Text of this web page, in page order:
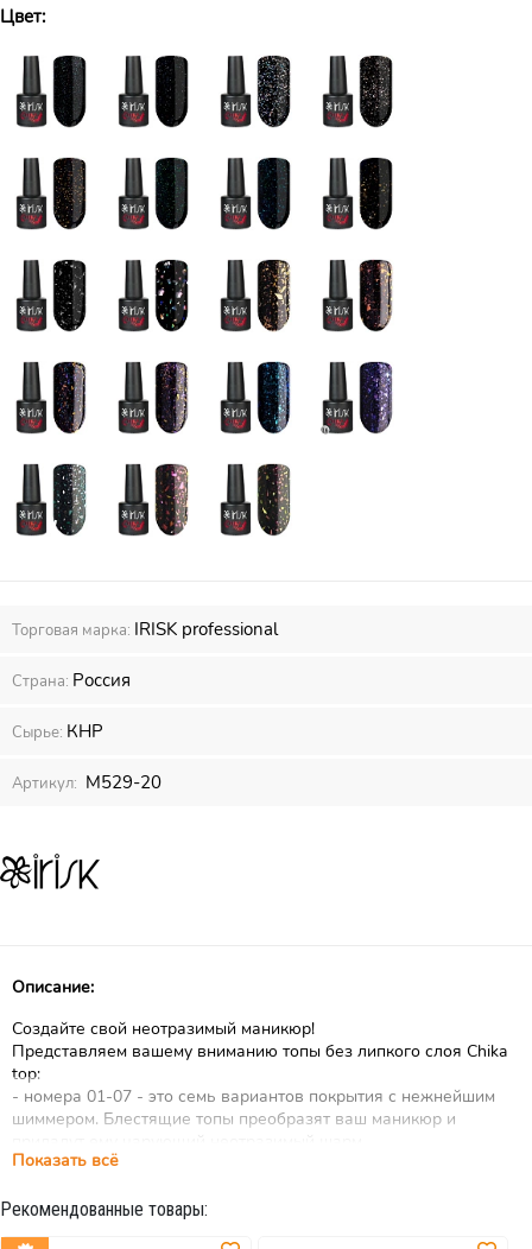
Цвет:
Торговая марка: IRISK professional
Страна: Россия
Сырье: КНР
Артикул: М529-20
Описание:
Создайте свой неотразимый маникюр!
Представляем вашему вниманию топы без липкого слоя Chika
top:
- номера 01-07 - это семь вариантов покрытия с нежнейшим
шиммером. Блестящие топы преобразят ваш маникюр и
- номера 08-10 - с золотыми, серебряными и
повседневный маникюр, а также добиться яркого
праздничного образа.
Показать всё
Рекомендованные товары: